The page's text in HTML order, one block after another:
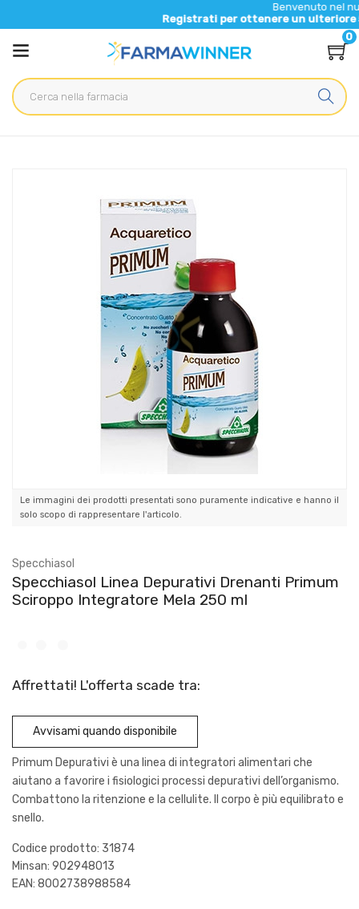
Benvenuto nel nuovo sito di
Registrati per ottenere un ulteriore 5% di
0
Integratore Mela 250 ml
Le immagini dei prodotti presentati sono puramente indicative e hanno il
solo scopo di rappresentare l'articolo.
Specchiasol
Specchiasol Linea Depurativi Drenanti Primum
Sciroppo Integratore Mela 250 ml
Affrettati! L'offerta scade tra:
Avvisami quando disponibile
Primum Depurativi è una linea di integratori alimentari che
aiutano a favorire i fisiologici processi depurativi dell’organismo.
Combattono la ritenzione e la cellulite. Il corpo è più equilibrato e
snello.
Codice prodotto: 31874
Minsan: 902948013
EAN: 8002738988584